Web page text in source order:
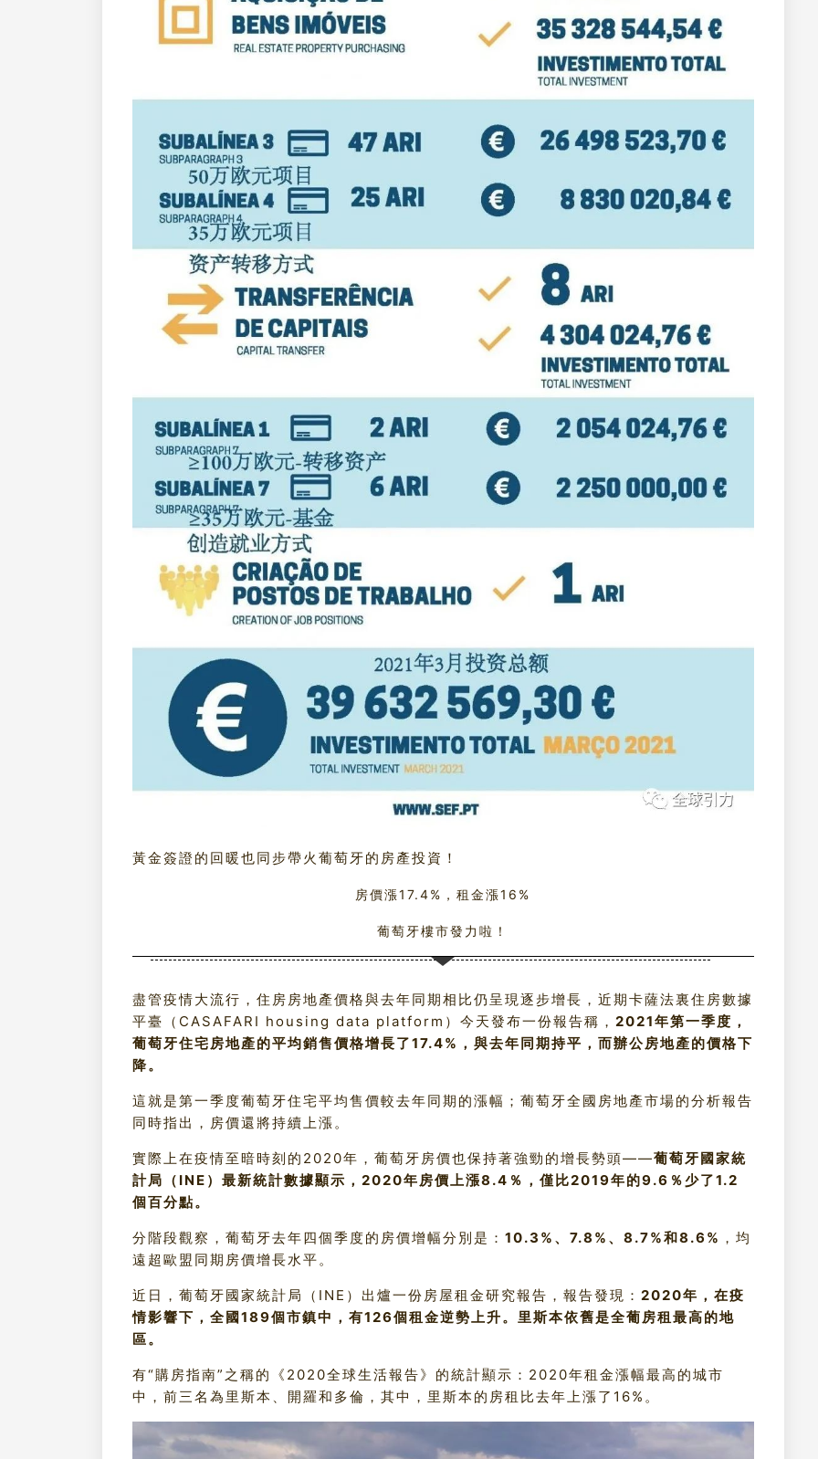
黃金簽證的回暖也同步帶火葡萄牙的房產投資！
房價漲17.4%，租金漲16%
葡萄牙樓市發力啦！
盡管疫情大流行，住房房地產價格與去年同期相比仍呈現逐步增長，近期卡薩法裏住房數據
平臺（CASAFARI housing data platform）今天發布一份報告稱， 2021年第一季度，
葡萄牙住宅房地產的平均銷售價格增長了17.4%，與去年同期持平，而辦公房地產的價格下
降。
這就是第一季度葡萄牙住宅平均售價較去年同期的漲幅；葡萄牙全國房地產市場的分析報告
同時指出，房價還將持續上漲。
實際上在疫情至暗時刻的2020年，葡萄牙房價也保持著強勁的增長勢頭——葡萄牙國家統
計局（INE）最新統計數據顯示，2020年房價上漲8.4％，僅比2019年的9.6％少了1.2
個百分點。
分階段觀察，葡萄牙去年四個季度的房價增幅分別是： 10.3%、7.8%、8.7%和8.6% ，均
遠超歐盟同期房價增長水平。
近日，葡萄牙國家統計局（INE）出爐一份房屋租金研究報告，報告發現： 2020年，在疫
情影響下，全國189個市鎮中，有126個租金逆勢上升。里斯本依舊是全葡房租最高的地
區。
有“購房指南”之稱的《2020全球生活報告》的統計顯示：2020年租金漲幅最高的城市
中，前三名為里斯本、開羅和多倫，其中，里斯本的房租比去年上漲了16%。